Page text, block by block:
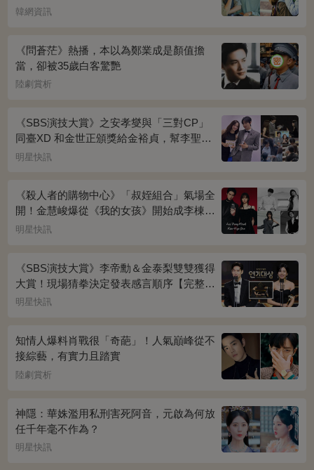
榮耀》奪冠
韓網資訊
《問蒼茫》熱播，本以為鄭業成是顏值擔
當，卻被35歲白客驚艷
陸劇賞析
《SBS演技大賞》之安孝燮與「三對CP」
同臺XD 和金世正頒獎給金裕貞，幫李聖經
披外套超甜~
明星快訊
《殺人者的購物中心》「叔姪組合」氣場全
開！金慧峻爆從《我的女孩》開始成李棟旭
迷妹~
明星快訊
《SBS演技大賞》李帝勳＆金泰梨雙雙獲得
大賞！現場猜拳決定發表感言順序【完整得
獎名單】
明星快訊
知情人爆料肖戰很「奇葩」！人氣巔峰從不
接綜藝，有實力且踏實
陸劇賞析
神隱：華姝濫用私刑害死阿音，元啟為何放
任千年毫不作為？
明星快訊